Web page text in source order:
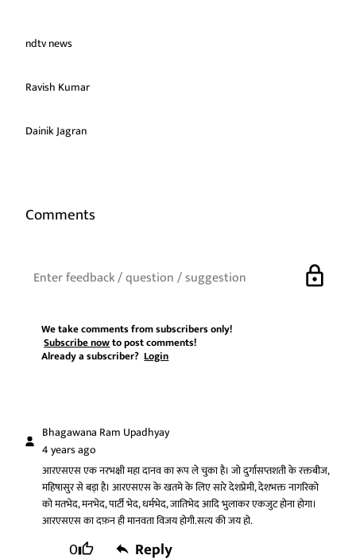
ndtv news
Ravish Kumar
Dainik Jagran
Comments
lock
We take comments from subscribers only!
Subscribe nowto post comments!
Already a subscriber?Login
Bhagawana Ram Upadhyay
4 years ago
आरएसएस एक नरभक्षी महा दानव का रूप ले चुका है। जो दुर्गासप्तशती के रक्तबीज,
महिषासुर से बड़ा है। आरएसएस के खतमे के लिए सारे देशप्रेमी, देशभक्त नागरिको
को मतभेद, मनभेद, पार्टी भेद, धर्मभेद, जातिभेद आदि भुलाकर एकजुट होना होगा।
आरएसएस का दफ़न ही मानवता विजय होगी.सत्य की जय हो.
0 Reply